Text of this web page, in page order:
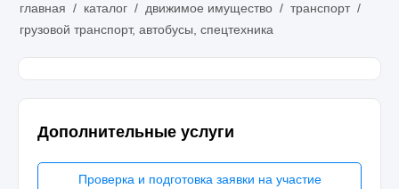
главная / каталог / движимое имущество / транспорт /
грузовой транспорт, автобусы, спецтехника
Дополнительные услуги
Проверка и подготовка заявки на участие